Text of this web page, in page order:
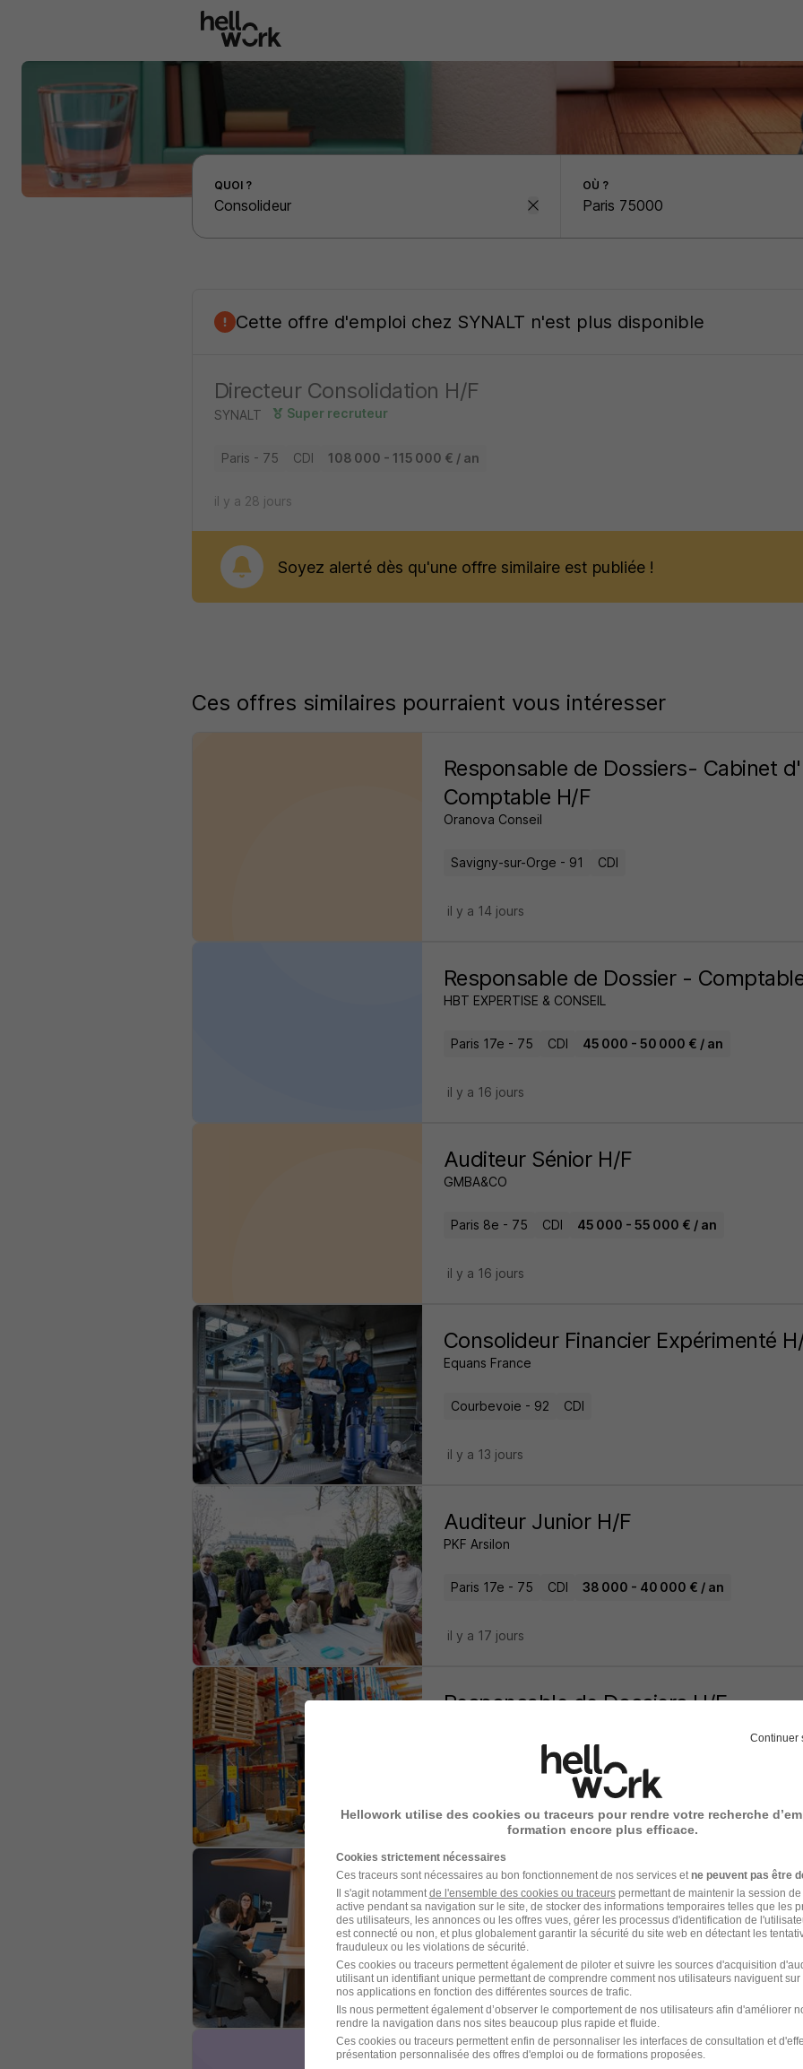
Effectuer une recherche d'emploi par localité
QUOI ? OÙ ?
Cette offre d'emploi chez SYNALT n'est plus disponible
Directeur Consolidation H/F
SYNALT Super recruteur
Paris - 75 CDI 108 000 - 115 000 € / an
il y a 28 jours
Soyez alerté dès qu'une offre similaire est publiée !
Ces offres similaires pourraient vous intéresser
Responsable de Dossiers- Cabinet
Comptable H/F
Oranova Conseil
Savigny-sur-Orge - 91 CDI
il y a 14 jours
Responsable de Dossier -
HBT EXPERTISE & CONSEIL
Paris 17e - 75 CDI 45 000 - 50 000 € / an
il y a 16 jours
Auditeur Sénior H/F
GMBA&CO
Paris 8e - 75 CDI 45 000 - 55 000 € / an
il y a 16 jours
Consolideur Financier Expérimenté
Equans France
Courbevoie - 92 CDI
il y a 13 jours
Auditeur Junior H/F
PKF Arsilon
Paris 17e - 75 CDI 38 000 - 40 000 € / an
il y a 17 jours
Responsable de Dossiers H/F
Saint-Ouen-l'Aumône - 95 CDI
il y a 17 jours
Senior Consultant en Consolidation
Primexis
Puteaux - 92
il y a 20 jours
Continuer
Hellowork utilise des cookies ou traceurs pour rendre votre recherche
formation encore plus efficace.
Cookies strictement nécessaires
Ces traceurs sont nécessaires au bon fonctionnement de nos services et ne peuvent pas être
Il s'agit notamment de l'ensemble des cookies ou traceurspermettant de maintenir la session
active pendant sa navigation sur le site, de stocker des informations temporaires telles que les
des utilisateurs, les annonces ou les offres vues, gérer les processus d'identification de
est connecté ou non, et plus globalement garantir la sécurité du site web en détectant les
frauduleux ou les violations de sécurité.
Ces cookies ou traceurs permettent également de piloter et suivre les sources d'acquisition
utilisant un identifiant unique permettant de comprendre comment nos utilisateurs naviguent sur
nos applications en fonction des différentes sources de trafic.
Ils nous permettent également d’observer le comportement de nos utilisateurs afin d'améliorer
rendre la navigation dans nos sites beaucoup plus rapide et fluide.
Ces cookies ou traceurs permettent enfin de personnaliser les interfaces de consultation et
présentation personnalisée des offres d'emploi ou de formations proposées.